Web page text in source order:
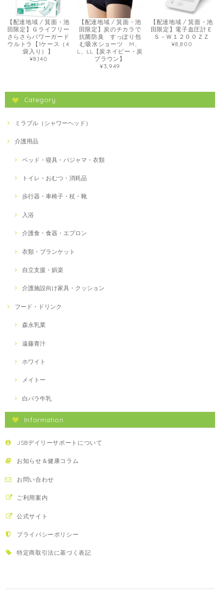
【配達地域 / 箕面・池
田限定】Ｇライフリー
さらさらパワーガード
ウルトラ【1ケース（4
袋入り）】
¥8,140
【配達地域 / 箕面・池
田限定】炭のチカラで
抗菌防臭 すっぽり包
む吸水ショーツ M、
L、LL【炭ネイビー・炭
ブラウン】
¥3,949
【配達地域 / 箕面・池
田限定】電子血圧計Ｅ
Ｓ－Ｗ１２００ＺＺ
¥8,800
Category
ミラブル（シャワーヘッド）
介護用品
ベッド・寝具・パジャマ・衣類
トイレ・おむつ・消耗品
歩行器・車椅子・杖・靴
入浴
介護食・食器・エプロン
衣類・ブランケット
自立支援・娯楽
介護施設向け家具・クッション
フード・ドリンク
森永乳業
遠藤青汁
ホワイト
メイトー
白バラ牛乳
Information
JSBデイリーサポートについて
お知らせ＆健康コラム
お問い合わせ
ご利用案内
公式サイト
プライバシーポリシー
特定商取引法に基づく表記